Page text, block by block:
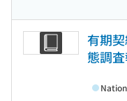
有期
態調